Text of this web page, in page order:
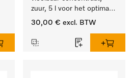
zuur, 5 l voor het optimaal
beschermen van het
neutralisatie.
30,00 € excl. BTW